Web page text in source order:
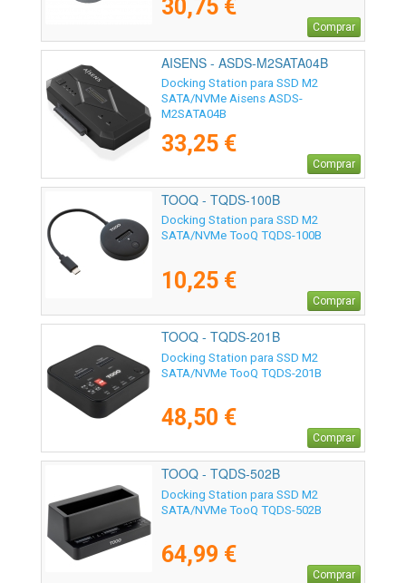
30,75 €
Comprar
AISENS - ASDS-M2SATA04B
Docking Station para SSD M2
SATA/NVMe Aisens ASDS-
M2SATA04B
33,25 €
Comprar
TOOQ - TQDS-100B
Docking Station para SSD M2
SATA/NVMe TooQ TQDS-100B
10,25 €
Comprar
TOOQ - TQDS-201B
Docking Station para SSD M2
SATA/NVMe TooQ TQDS-201B
48,50 €
Comprar
TOOQ - TQDS-502B
Docking Station para SSD M2
SATA/NVMe TooQ TQDS-502B
64,99 €
Comprar